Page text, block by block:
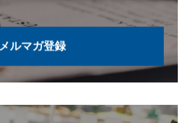
メルマガ登録